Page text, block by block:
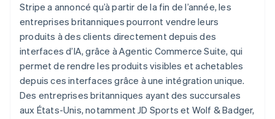
Stripe a annoncé qu’à partir de la fin de l’année, les
entreprises britanniques pourront vendre leurs
produits à des clients directement depuis des
interfaces d’IA, grâce à Agentic Commerce Suite, qui
permet de rendre les produits visibles et achetables
depuis ces interfaces grâce à une intégration unique.
Des entreprises britanniques ayant des succursales
aux États-Unis, notamment JD Sports et Wolf & Badger,
English Español 简体中文
Finlande
English Svenska
France
Français English
Gibraltar
English
Grèce
English